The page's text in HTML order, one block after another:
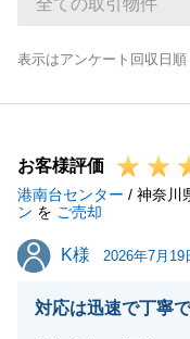
表示はアンケート回収日順
お客様評価
港南台センター / 神奈川
ン を ご売却
K様
K様 2026年7月19
対応は迅速で丁寧